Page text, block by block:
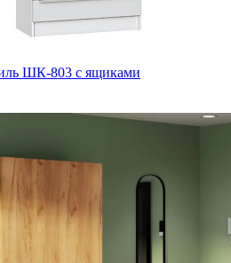
ШК-803 с ящиками